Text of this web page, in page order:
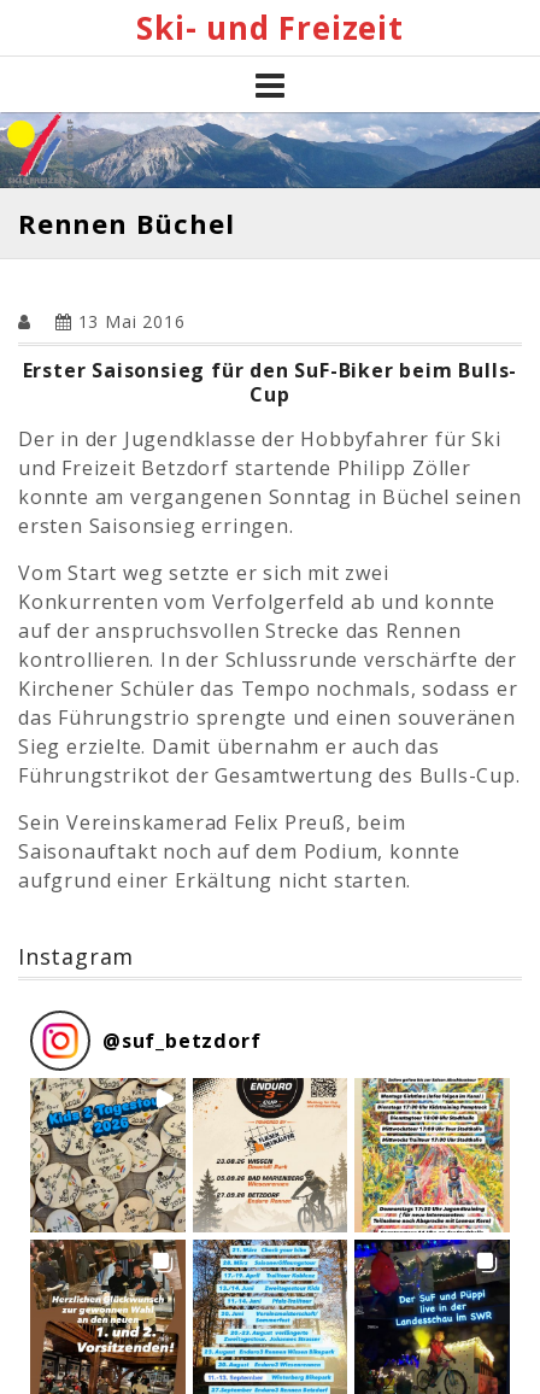
Ski- und Freizeit
Rennen Büchel
13 Mai 2016
Erster Saisonsieg für den SuF-Biker beim Bulls-
Cup
Der in der Jugendklasse der Hobbyfahrer für Ski
und Freizeit Betzdorf startende Philipp Zöller
konnte am vergangenen Sonntag in Büchel seinen
ersten Saisonsieg erringen.
Vom Start weg setzte er sich mit zwei
Konkurrenten vom Verfolgerfeld ab und konnte
auf der anspruchsvollen Strecke das Rennen
kontrollieren. In der Schlussrunde verschärfte der
Kirchener Schüler das Tempo nochmals, sodass er
das Führungstrio sprengte und einen souveränen
Sieg erzielte. Damit übernahm er auch das
Führungstrikot der Gesamtwertung des Bulls-Cup.
Sein Vereinskamerad Felix Preuß, beim
Saisonauftakt noch auf dem Podium, konnte
aufgrund einer Erkältung nicht starten.
Instagram
@suf_betzdorf